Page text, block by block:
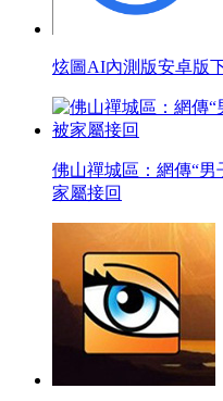
炫圖AI內測版安卓版
佛山禪城區：網傳“
家屬接回